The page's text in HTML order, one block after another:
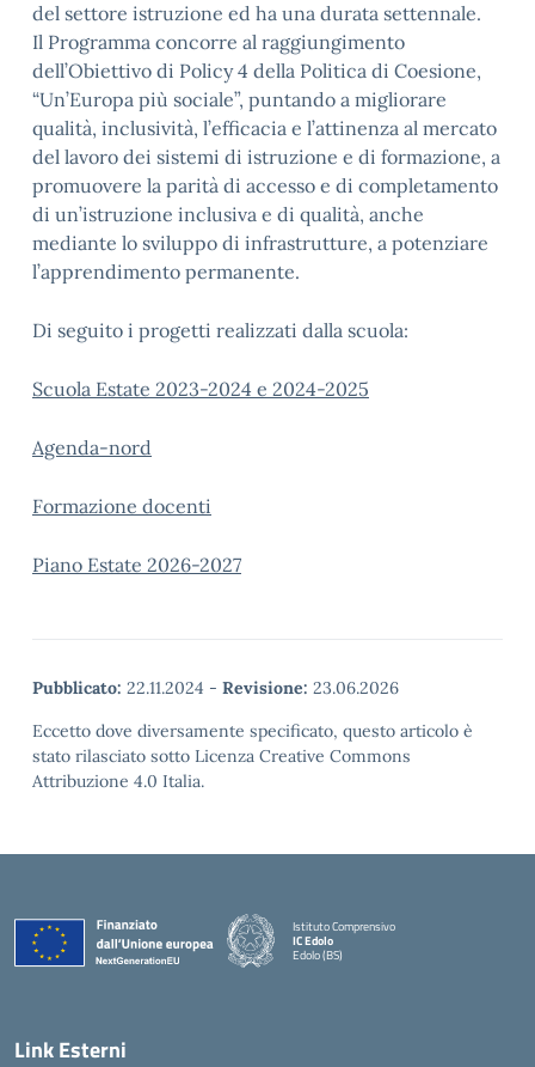
del settore istruzione ed ha una durata settennale.
Il Programma concorre al raggiungimento
dell’Obiettivo di Policy 4 della Politica di Coesione,
“Un’Europa più sociale”, puntando a migliorare
qualità, inclusività, l’efficacia e l’attinenza al mercato
del lavoro dei sistemi di istruzione e di formazione, a
promuovere la parità di accesso e di completamento
di un’istruzione inclusiva e di qualità, anche
mediante lo sviluppo di infrastrutture, a potenziare
l’apprendimento permanente.
Di seguito i progetti realizzati dalla scuola:
Scuola Estate 2023-2024 e 2024-2025
Agenda-nord
Formazione docenti
Piano Estate 2026-2027
Pubblicato: 22.11.2024 - Revisione: 23.06.2026
Eccetto dove diversamente specificato, questo articolo è
stato rilasciato sotto Licenza Creative Commons
Attribuzione 4.0 Italia.
Istituto Comprensivo
IC Edolo
Edolo (BS)
Link Esterni